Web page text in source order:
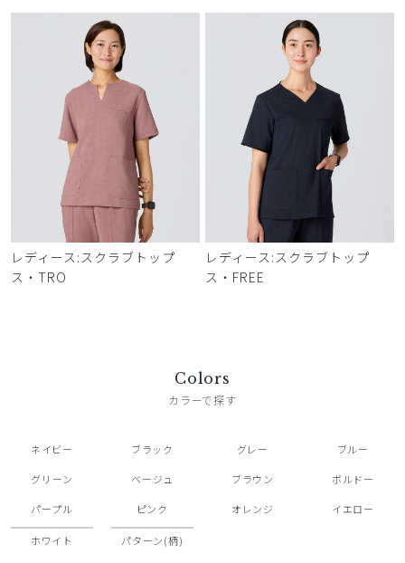
レディース:スクラブトップ
ス・TRO
レディース:スクラブトップ
ス・FREE
Colors
カラーで探す
ネイビー ブラック グレー ブルー
グリーン ベージュ ブラウン ボルドー
パープル ピンク オレンジ イエロー
ホワイト パターン(柄)